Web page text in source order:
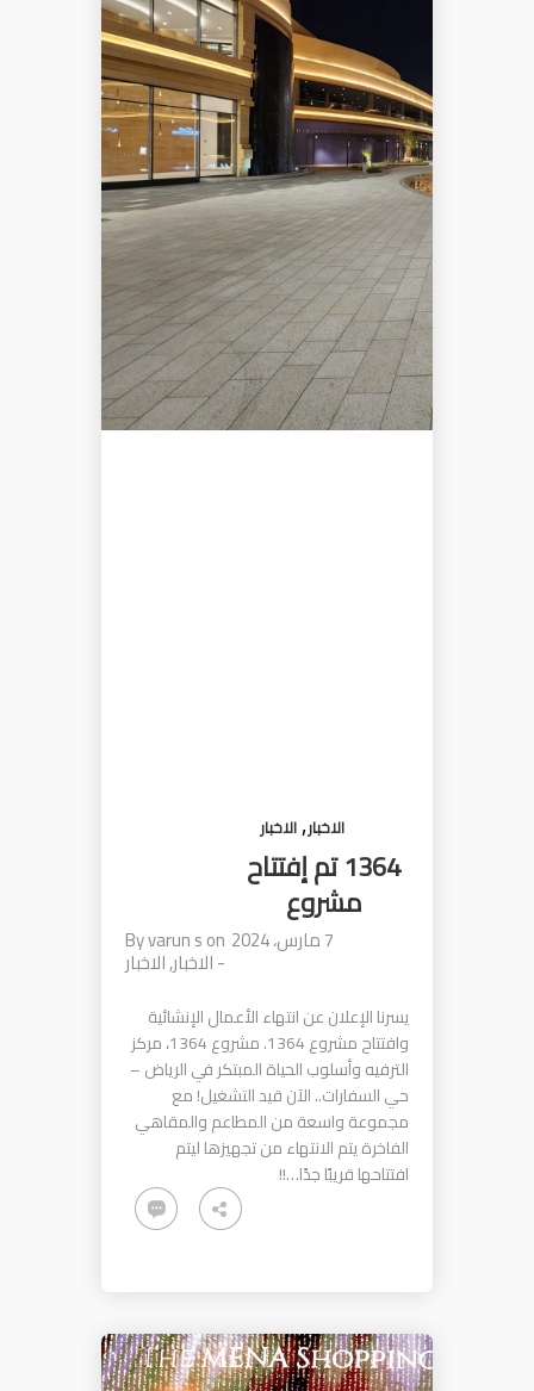
الاخبار,الاخبار
1364 تم إفتتاح
مشروع
Byvarun son 7 مارس، 2024
-الاخبار,الاخبار
يسرنا الإعلان عن انتهاء الأعمال الإنشائية
وافتتاح مشروع 1364. مشروع 1364، مركز
الترفيه وأسلوب الحياة المبتكر في الرياض –
حي السفارات.. الآن قيد التشغيل! مع
مجموعة واسعة من المطاعم والمقاهي
الفاخرة يتم الانتهاء من تجهيزها ليتم
افتتاحها قريبًا جدًا…!!